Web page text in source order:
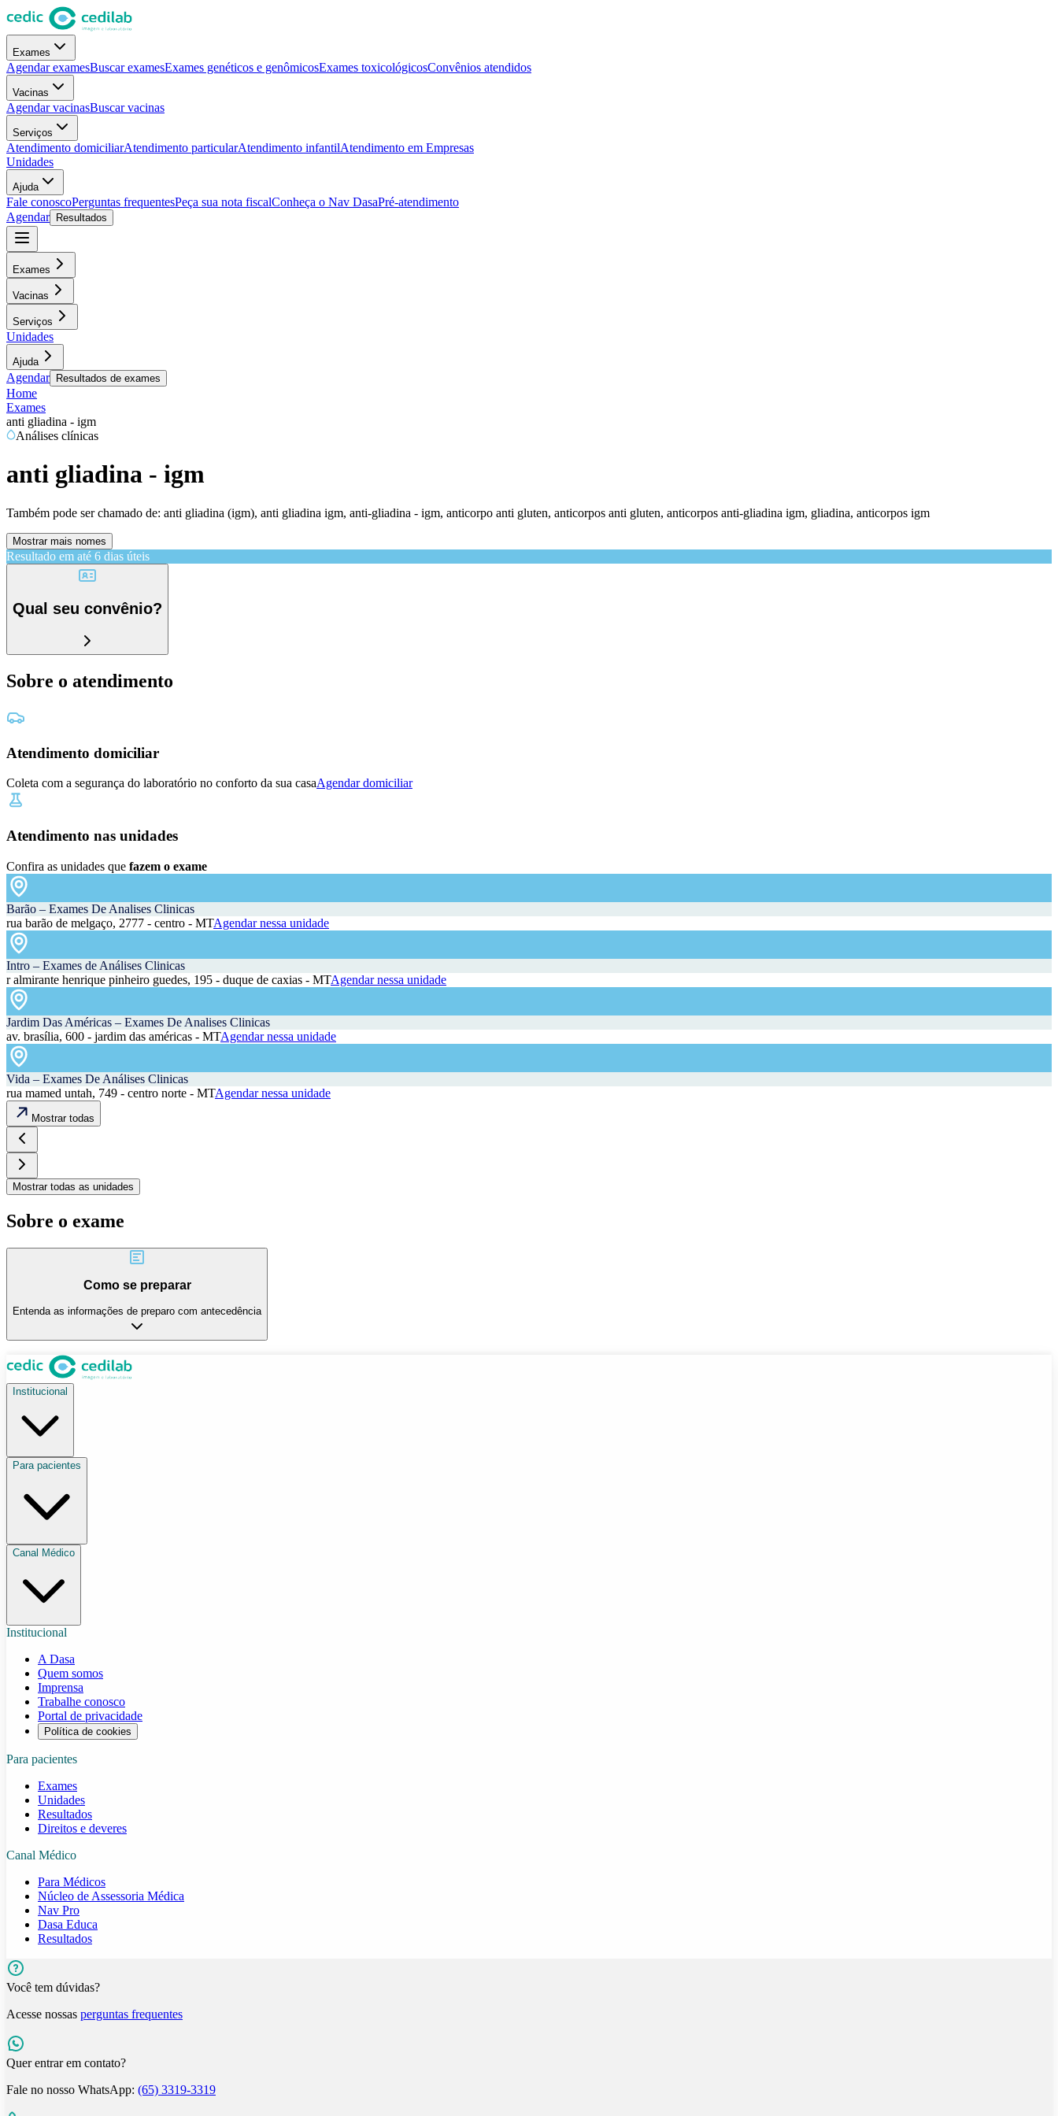
Exames
Agendar examesBuscar examesExames genéticos e genômicosExames toxicológicosConvênios atendidos
Vacinas
Agendar vacinasBuscar vacinas
Serviços
Atendimento domiciliarAtendimento particularAtendimento infantilAtendimento em Empresas
Unidades
Ajuda
Fale conoscoPerguntas frequentesPeça sua nota fiscalConheça o Nav DasaPré-atendimento
Agendar
Resultados
Exames
Vacinas
Serviços
Unidades
Ajuda
Agendar Resultados de exames
Home
Exames
anti gliadina - igm
Análises clínicas
anti gliadina - igm
Também pode ser chamado de: anti gliadina (igm), anti gliadina igm, anti-gliadina - igm, anticorpo anti gluten, anticorpos anti gluten, anticorpos anti-gliadina igm, gliadina, anticorpos igm
Mostrar mais nomes
Resultado em até 6 dias úteis
Qual seu convênio?
Sobre o atendimento
Atendimento domiciliar
Coleta com a segurança do laboratório no conforto da sua casaAgendar domiciliar
Atendimento nas unidades
Confira as unidades que fazem o exame
Barão – Exames De Analises Clinicas
rua barão de melgaço, 2777 - centro - MTAgendar nessa unidade
Intro – Exames de Análises Clinicas
r almirante henrique pinheiro guedes, 195 - duque de caxias - MTAgendar nessa unidade
Jardim Das Américas – Exames De Analises Clinicas
av. brasília, 600 - jardim das américas - MTAgendar nessa unidade
Vida – Exames De Análises Clinicas
rua mamed untah, 749 - centro norte - MTAgendar nessa unidade
Mostrar todas
Mostrar todas as unidades
Sobre o exame
Como se preparar
Entenda as informações de preparo com antecedência
Institucional
Para pacientes
Canal Médico
Institucional
A Dasa
Quem somos
Imprensa
Trabalhe conosco
Portal de privacidade
Política de cookies
Para pacientes
Exames
Unidades
Resultados
Direitos e deveres
Canal Médico
Para Médicos
Núcleo de Assessoria Médica
Nav Pro
Dasa Educa
Resultados
Você tem dúvidas?
Acesse nossas perguntas frequentes
Quer entrar em contato?
Fale no nosso WhatsApp: (65) 3319-3319